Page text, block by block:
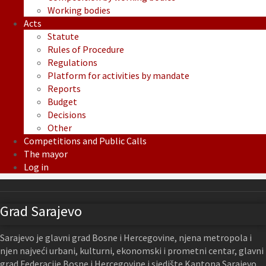
Working bodies
Acts
Statute
Rules of Procedure
Regulations
Platform for activities by mandate
Reports
Budget
Decisions
Other
Competitions and Public Calls
The mayor
Log in
Grad Sarajevo
Sarajevo je glavni grad Bosne i Hercegovine, njena metropola i
njen najveći urbani, kulturni, ekonomski i prometni centar, glavni